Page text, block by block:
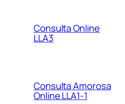
Consulta Online
LLA3
Consulta Amorosa
Online LLA1-1